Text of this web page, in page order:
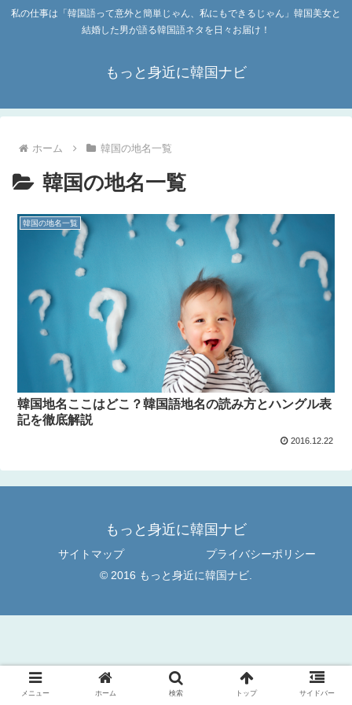
私の仕事は「韓国語って意外と簡単じゃん、私にもできるじゃん」韓国美女と
結婚した男が語る韓国語ネタを日々お届け！
もっと身近に韓国ナビ
ホーム 韓国の地名一覧
韓国の地名一覧
韓国の地名一覧
韓国地名ここはどこ？韓国語地名の読み方とハングル表
記を徹底解説
2016.12.22
もっと身近に韓国ナビ
サイトマップ
プライバシーポリシー
© 2016 もっと身近に韓国ナビ.
メニュー ホーム 検索 トップ サイドバー